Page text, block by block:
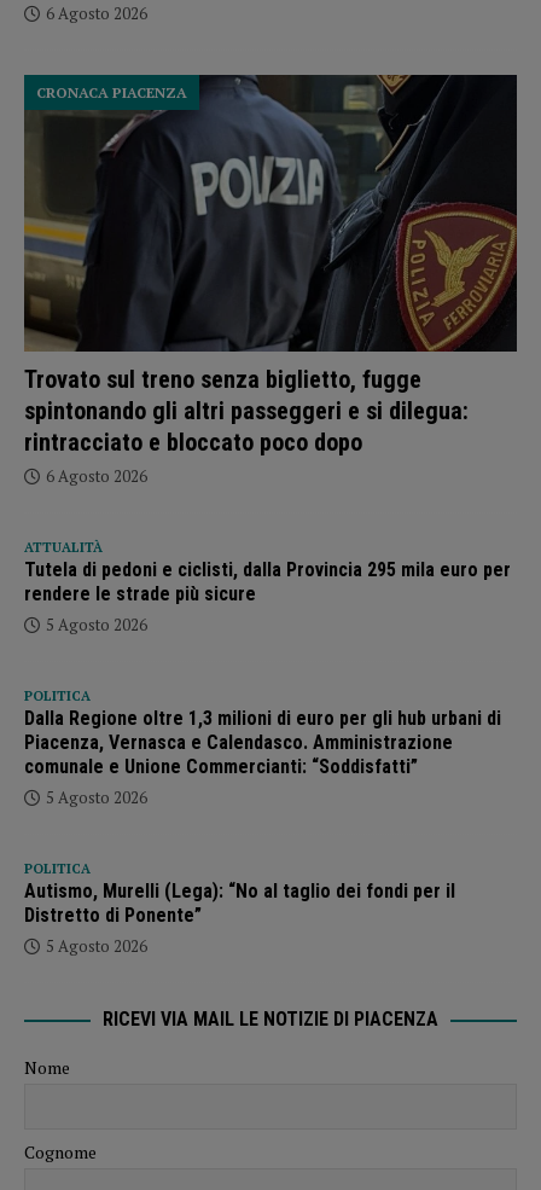
6 Agosto 2026
Trovato sul treno senza biglietto, fugge
spintonando gli altri passeggeri e si dilegua:
rintracciato e bloccato poco dopo
CRONACA PIACENZA
6 Agosto 2026
ATTUALITÀ
Tutela di pedoni e ciclisti, dalla Provincia 295 mila euro per
rendere le strade più sicure
5 Agosto 2026
POLITICA
Dalla Regione oltre 1,3 milioni di euro per gli hub urbani di
Piacenza, Vernasca e Calendasco. Amministrazione
comunale e Unione Commercianti: “Soddisfatti”
5 Agosto 2026
POLITICA
Autismo, Murelli (Lega): “No al taglio dei fondi per il
Distretto di Ponente”
5 Agosto 2026
RICEVI VIA MAIL LE NOTIZIE DI PIACENZA
Nome
Cognome